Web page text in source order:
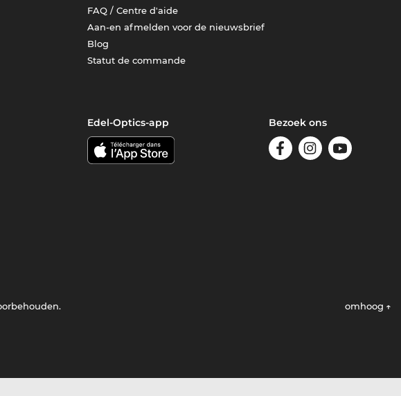
FAQ / Centre d'aide
Aan-en afmelden voor de nieuwsbrief
Blog
Statut de commande
Edel-Optics-app Bezoek ons
omhoog